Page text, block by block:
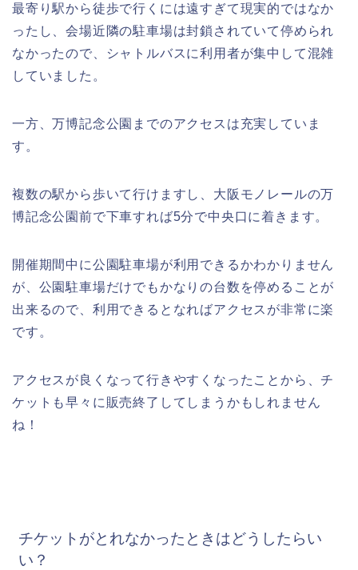
最寄り駅から徒歩で行くには遠すぎて現実的ではなか
ったし、会場近隣の駐車場は封鎖されていて停められ
なかったので、シャトルバスに利用者が集中して混雑
していました。
一方、万博記念公園までのアクセスは充実していま
す。
複数の駅から歩いて行けますし、大阪モノレールの万
博記念公園前で下車すれば5分で中央口に着きます。
開催期間中に公園駐車場が利用できるかわかりません
が、公園駐車場だけでもかなりの台数を停めることが
出来るので、利用できるとなればアクセスが非常に楽
です。
アクセスが良くなって行きやすくなったことから、チ
ケットも早々に販売終了してしまうかもしれません
ね！
チケットがとれなかったときはどうしたらい
い？